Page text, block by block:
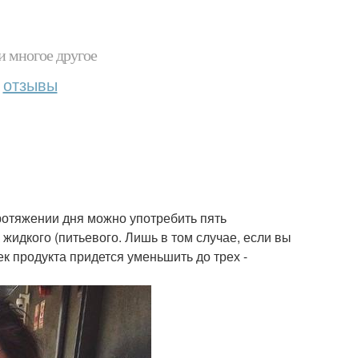
многое другое
отзывы
дня можно употребить пять
(питьевого. Лишь в том случае, если вы
продукта придется уменьшить до трех -